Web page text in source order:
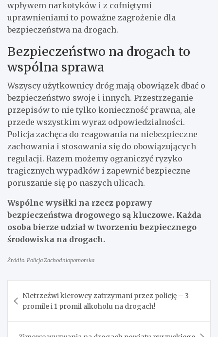
wpływem narkotyków i z cofniętymi
uprawnieniami to poważne zagrożenie dla
bezpieczeństwa na drogach.
Bezpieczeństwo na drogach to
wspólna sprawa
Wszyscy użytkownicy dróg mają obowiązek dbać o
bezpieczeństwo swoje i innych. Przestrzeganie
przepisów to nie tylko konieczność prawna, ale
przede wszystkim wyraz odpowiedzialności.
Policja zachęca do reagowania na niebezpieczne
zachowania i stosowania się do obowiązujących
regulacji. Razem możemy ograniczyć ryzyko
tragicznych wypadków i zapewnić bezpieczne
poruszanie się po naszych ulicach.
Wspólne wysiłki na rzecz poprawy
bezpieczeństwa drogowego są kluczowe. Każda
osoba bierze udział w tworzeniu bezpiecznego
środowiska na drogach.
Źródło: Policja Zachodniopomorska
wpisu
Nietrzeźwi kierowcy zatrzymani przez policję – 3
promile i 1 promil alkoholu na drogach!